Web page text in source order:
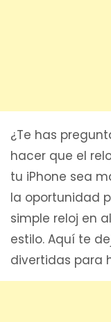
¿Te has
hacer que el
tu iPhone sea
la oportunidad
simple reloj en
estilo. Aquí te
divertidas para